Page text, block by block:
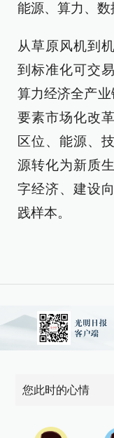
能源、算力、数
从草原风机到
到标准化可交
算力经济全产
要素市场化改
区位、能源、
源转化为新质
字经济、建设
践样本。
您此时的心情